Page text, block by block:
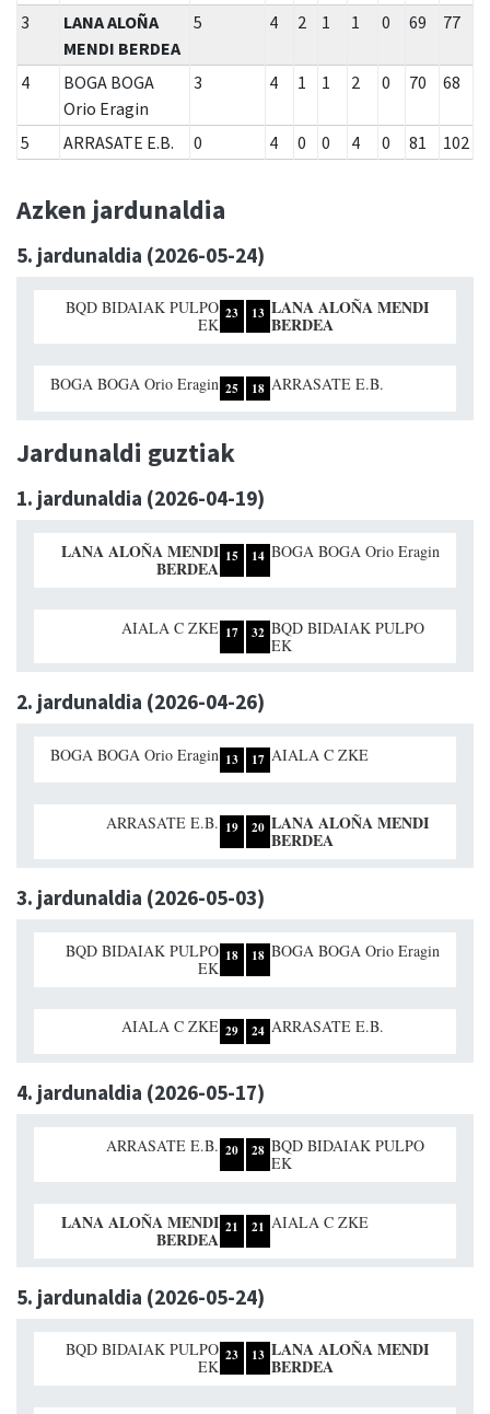
3
LANA ALOÑA
MENDI BERDEA
5 4 2 1 1 0 69 77
4
BOGA BOGA
Orio Eragin
3 4 1 1 2 0 70 68
5 ARRASATE E.B. 0 4 0 0 4 0 81 102
Azken jardunaldia
5. jardunaldia (2026-05-24)
BQD BIDAIAK PULPO
EK
23 13 LANA ALOÑA MENDI
BERDEA
BOGA BOGA Orio Eragin 25 18 ARRASATE E.B.
Jardunaldi guztiak
1. jardunaldia (2026-04-19)
LANA ALOÑA MENDI
BERDEA
15 14 BOGA BOGA Orio Eragin
AIALA C ZKE 17 32 BQD BIDAIAK PULPO
EK
2. jardunaldia (2026-04-26)
BOGA BOGA Orio Eragin 13 17 AIALA C ZKE
ARRASATE E.B. 19 20 LANA ALOÑA MENDI
BERDEA
3. jardunaldia (2026-05-03)
BQD BIDAIAK PULPO
EK
18 18 BOGA BOGA Orio Eragin
AIALA C ZKE 29 24 ARRASATE E.B.
4. jardunaldia (2026-05-17)
ARRASATE E.B. 20 28 BQD BIDAIAK PULPO
EK
LANA ALOÑA MENDI
BERDEA
21 21 AIALA C ZKE
5. jardunaldia (2026-05-24)
BQD BIDAIAK PULPO
EK
23 13 LANA ALOÑA MENDI
BERDEA